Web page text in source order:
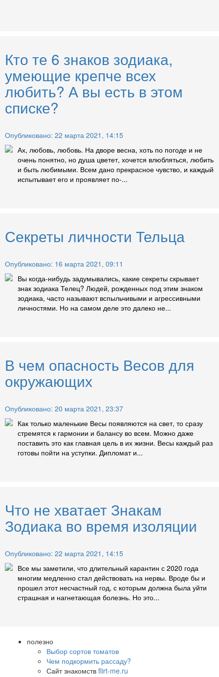
Кто те 6 знаков зодиака,
умеющие крепче всех
любить? А вы есть в этом
списке?
Опубликовано: 22 марта 2021, 14:15
Ах, любовь, любовь. На дворе весна, хоть по погоде и не
очень понятно, но душа цветет, хочется влюбляться, любить
и быть любимыми. Всем дано прекрасное чувство, и каждый
испытывает его и проявляет по-...
Секреты личности Тельца
Опубликовано: 16 марта 2021, 09:11
Вы когда-нибудь задумывались, какие секреты скрывает
знак зодиака Телец? Людей, рожденных под этим знаком
зодиака, часто называют вспыльчивыми и агрессивными
личностями. Но на самом деле это далеко не...
В чем опасность Весов для
окружающих
Опубликовано: 20 марта 2021, 23:37
Как только маленькие Весы появляются на свет, то сразу
стремятся к гармонии и балансу во всем. Можно даже
поставить это как главная цель в их жизни. Весы каждый раз
готовы пойти на уступки. Дипломат и...
Что не хватает Знакам
Зодиака во время изоляции
Опубликовано: 22 марта 2021, 14:15
Все мы заметили, что длительный карантин с 2020 года
многим медленно стал действовать на нервы. Вроде бы и
прошел этот несчастный год, с которым должна была уйти
страшная и нагнетающая болезнь. Но это...
полезно
Выбор сортов томатов
Чем подкормить рассаду?
Сайт знакомств flirt-me.ru